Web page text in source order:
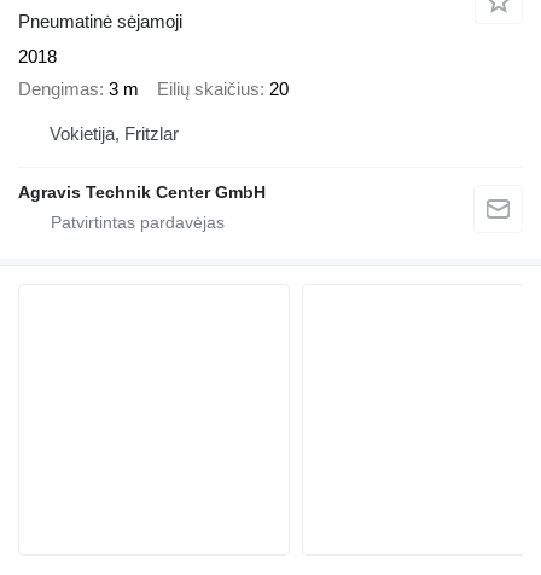
Pneumatinė sėjamoji
2018
Dengimas 3 m Eilių skaičius 20
Vokietija, Fritzlar
Agravis Technik Center GmbH